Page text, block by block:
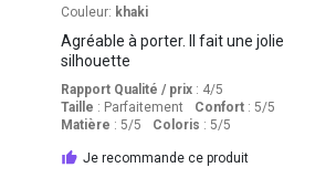
Couleur: khaki
Agréable à porter. Il fait une jolie
silhouette
Rapport Qualité / prix: 4/5
Taille : Parfaitement Confort: 5/5
Matière : 5/5 Coloris : 5/5
Je recommande ce produit